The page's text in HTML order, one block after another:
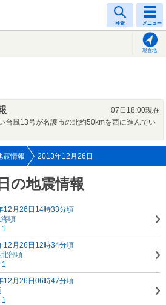
検索 メニュー
現在地
07日18:00現在
台風13号が名護市の北約50kmを西に進んでい
震情報 2013年12月26日
の地震情報
12月26日14時33分頃
頃
1
12月26日12時34分頃
部頃
1
12月26日06時47分頃
1